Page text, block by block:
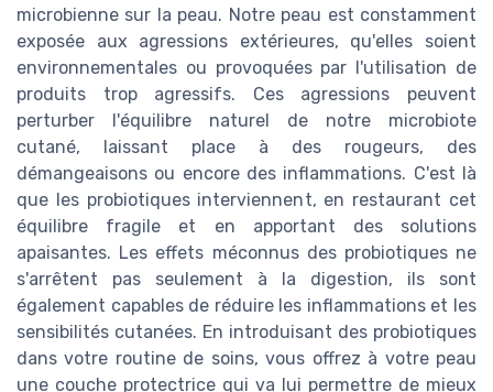
microbienne sur la peau. Notre peau est constamment
exposée aux agressions extérieures, qu'elles soient
environnementales ou provoquées par l'utilisation de
produits trop agressifs. Ces agressions peuvent
perturber l'équilibre naturel de notre microbiote
cutané, laissant place à des rougeurs, des
démangeaisons ou encore des inflammations. C'est là
que les probiotiques interviennent, en restaurant cet
équilibre fragile et en apportant des solutions
apaisantes. Les effets méconnus des probiotiques ne
s'arrêtent pas seulement à la digestion, ils sont
également capables de réduire les inflammations et les
sensibilités cutanées. En introduisant des probiotiques
dans votre routine de soins, vous offrez à votre peau
une couche protectrice qui va lui permettre de mieux